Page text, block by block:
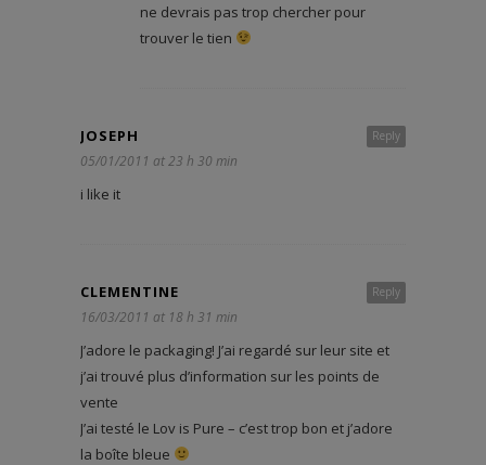
ne devrais pas trop chercher pour
trouver le tien
Reply
JOSEPH
05/01/2011 at 23 h 30 min
i like it
Reply
CLEMENTINE
16/03/2011 at 18 h 31 min
J’adore le packaging! J’ai regardé sur leur site et
j’ai trouvé plus d’information sur les points de
vente
J’ai testé le Lov is Pure – c’est trop bon et j’adore
la boîte bleue